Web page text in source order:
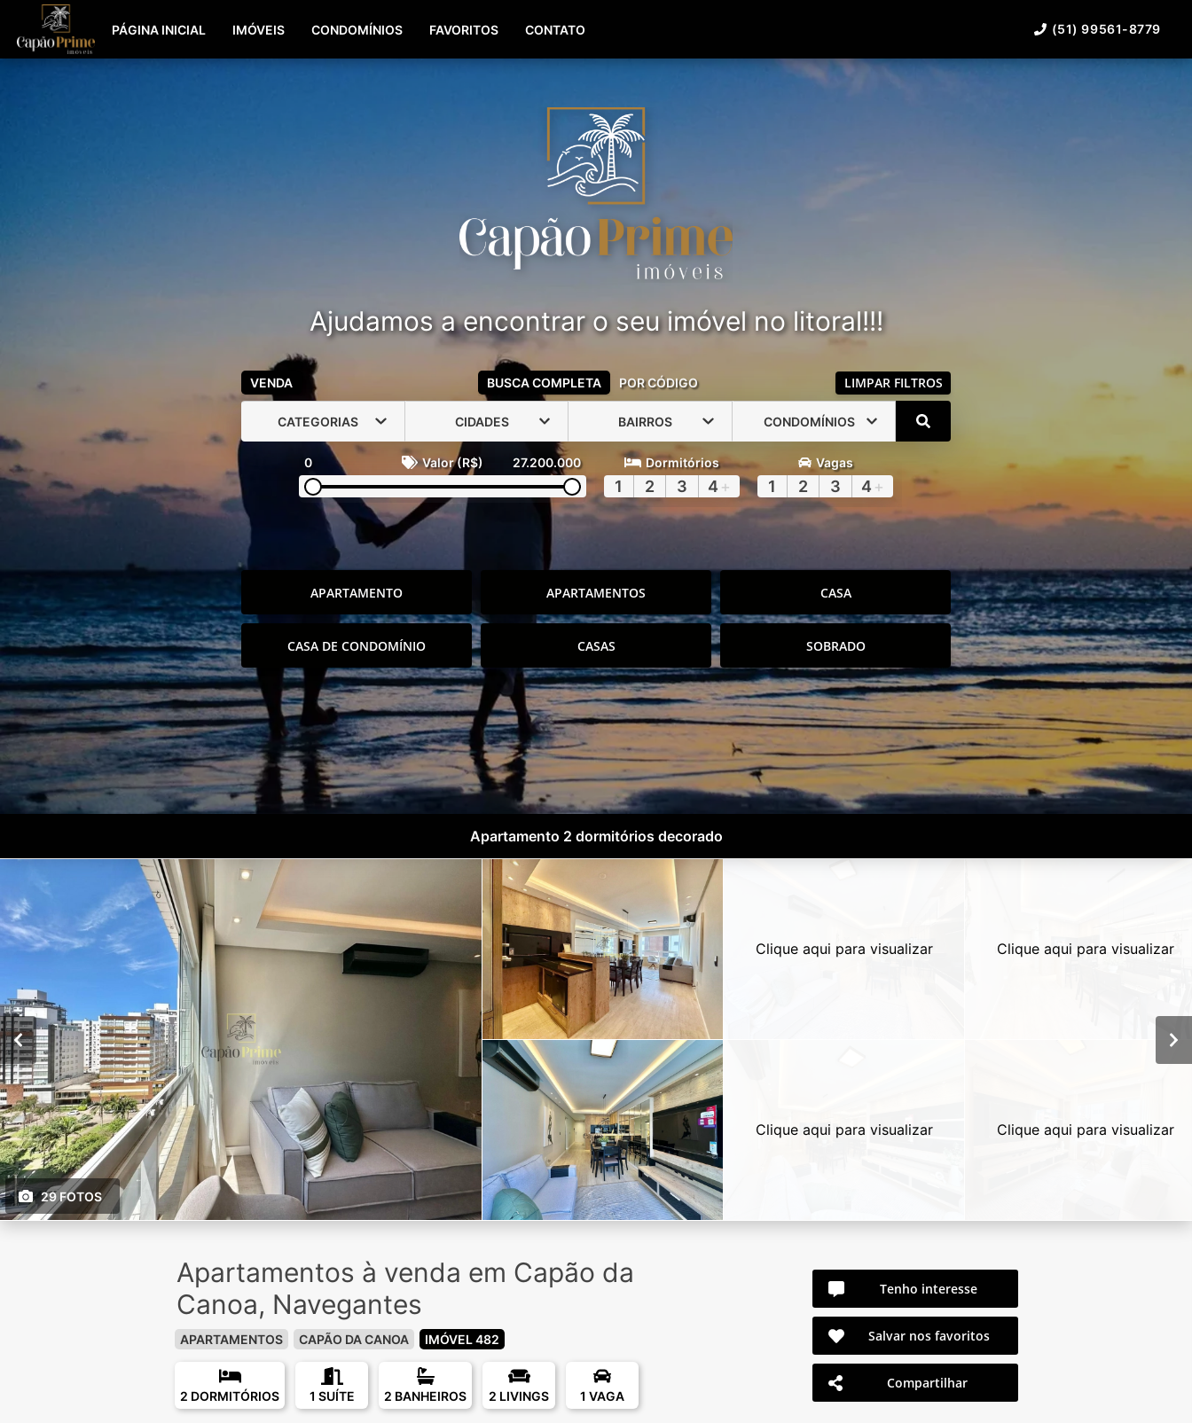
(51) 99561-8779
PÁGINA INICIAL IMÓVEIS CONDOMÍNIOS FAVORITOS CONTATO (51) 99561-8779
Ajudamos a encontrar o seu imóvel no litoral!!!
VENDA BUSCA COMPLETA POR CÓDIGO LIMPAR FILTROS
CATEGORIAS CIDADES BAIRROS CONDOMÍNIOS
0 Valor (R$) 27.200.000 Dormitórios
1 2 3 4 +
Vagas
1 2 3 4 +
APARTAMENTO APARTAMENTOS CASA
CASA DE CONDOMÍNIO CASAS SOBRADO
Apartamento 2 dormitórios decorado
29 FOTOS
Clique aqui para visualizar
Clique aqui para visualizar
Clique aqui para visualizar
Clique aqui para visualizar
Apartamentos à venda em Capão da
Canoa, Navegantes
APARTAMENTOS CAPÃO DA CANOA IMÓVEL 482
2 DORMITÓRIOS 1 SUÍTE 2 BANHEIROS 2 LIVINGS 1 VAGA
Tenho interesse
Salvar nos favoritos
Compartilhar